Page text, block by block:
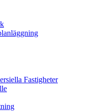
Fastigheter